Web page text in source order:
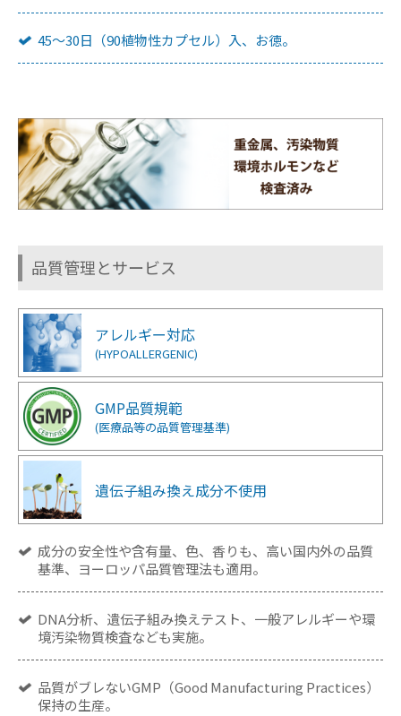
45～30日（90植物性カプセル）入、お徳。
品質管理とサービス
アレルギー対応
(HYPOALLERGENIC)
GMP品質規範
(医療品等の品質管理基準)
遺伝子組み換え成分不使用
成分の安全性や含有量、色、香りも、高い国内外の品質
基準、ヨーロッパ品質管理法も適用。
DNA分析、遺伝子組み換えテスト、一般アレルギーや環
境汚染物質検査なども実施。
品質がブレないGMP（Good Manufacturing Practices）
保持の生産。